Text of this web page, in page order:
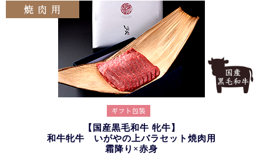
【国産黒毛和牛 牝牛】
和牛牝牛 いがやの上バラセット焼肉用
霜降り×赤身